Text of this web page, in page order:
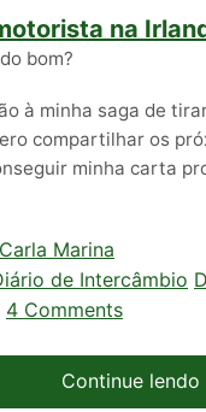
na
bom?
à minha saga de
compartilhar os
minha carta
Carla Marina
de Intercâmbio
4 Comments
Continue lendo